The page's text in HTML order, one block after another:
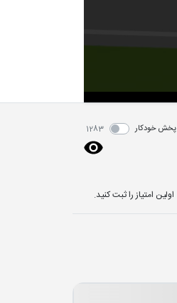
پخش خودکار 1283
اولین امتیاز را ثبت کنید.